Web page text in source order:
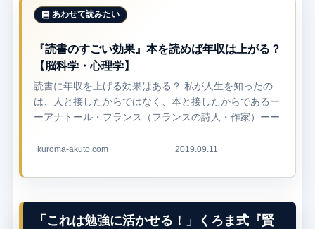
『読書のすごい効果』本を読めば年収は上がる？
【脳科学・心理学】
読書に年収を上げる効果はある？ 私が人生を知ったの
は、人と接したからではなく、本と接したからであるー
ーアナトール・フランス（フランスの詩人・作家）ーー
たくさん読んでいる」 こ...
kuroma-akuto.com 2019.09.11
「これは勉強に活かせる！」くろま式『賢